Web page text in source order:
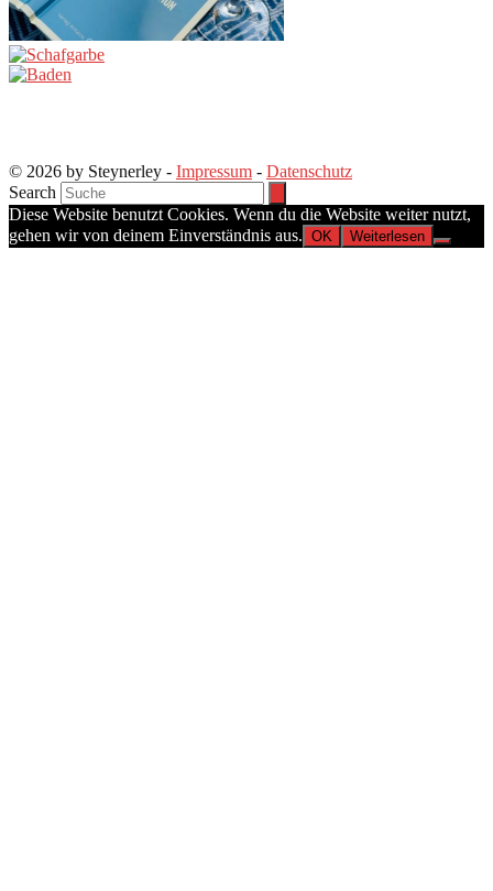
© 2026 by Steynerley - Impressum - Datenschutz
Search
Diese Website benutzt Cookies. Wenn du die Website weiter nutzt,
gehen wir von deinem Einverständnis aus. OK Weiterlesen